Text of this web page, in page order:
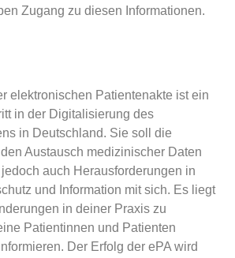
Zugang zu diesen Informationen.
elektronischen Patientenakte ist ein
in der Digitalisierung des
in Deutschland. Sie soll die
Austausch medizinischer Daten
auch Herausforderungen in
und Information mit sich. Es liegt
in deiner Praxis zu
Patientinnen und Patienten
Der Erfolg der ePA wird